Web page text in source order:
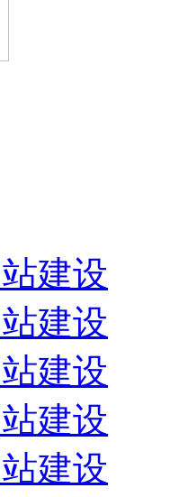
建设
建设
建设
建设
建设